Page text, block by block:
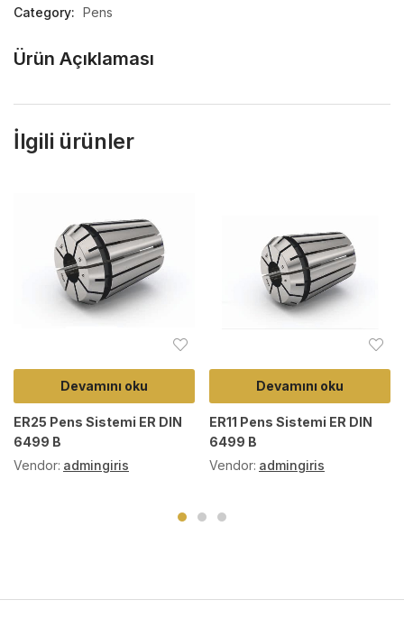
Category: Pens
Ürün Açıklaması
İlgili ürünler
Devamını oku
ER25 Pens Sistemi ER DIN
6499 B
Vendor: admingiris
Devamını oku
ER11 Pens Sistemi ER DIN
6499 B
Vendor: admingiris